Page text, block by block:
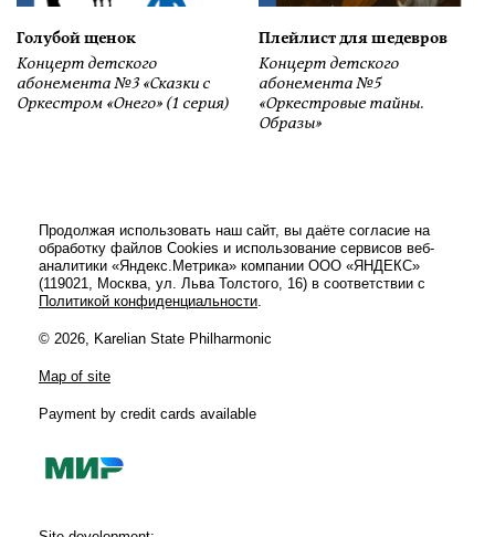
Голубой щенок
Концерт детского
абонемента №3 «Сказки с
Оркестром «Онего» (1 серия)
Плейлист для шедевров
Концерт детского
абонемента №5
«Оркестровые тайны.
Образы»
Продолжая использовать наш сайт, вы даёте согласие на
обработку файлов Cookies и использование сервисов веб-
аналитики «Яндекс.Метрика» компании ООО «ЯНДЕКС»
(119021, Москва, ул. Льва Толстого, 16) в соответствии с
Политикой конфиденциальности.
© 2026, Karelian State Philharmonic
Map of site
Payment by credit cards available